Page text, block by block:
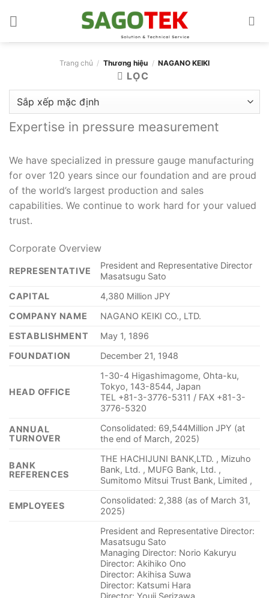
Trang chủ / Thương hiệu / NAGANO KEIKI
LỌC
Expertise in pressure measurement
We have specialized in pressure gauge manufacturing
for over 120 years since our foundation and are proud
of the world’s largest production and sales
capabilities. We continue to work hard for your valued
trust.
Corporate Overview
REPRESENTATIVE
President and Representative Director
Masatsugu Sato
CAPITAL
4,380 Million JPY
COMPANY NAME
NAGANO KEIKI CO., LTD.
ESTABLISHMENT
May 1, 1896
FOUNDATION
December 21, 1948
HEAD OFFICE
1-30-4 Higashimagome, Ohta-ku,
Tokyo, 143-8544, Japan
TEL +81-3-3776-5311 / FAX +81-3-
3776-5320
ANNUAL
TURNOVER
Consolidated: 69,544Million JPY (at
the end of March, 2025)
BANK
REFERENCES
THE HACHIJUNI BANK,LTD. , Mizuho
Bank, Ltd. , MUFG Bank, Ltd. ,
Sumitomo Mitsui Trust Bank, Limited ,
EMPLOYEES
Consolidated: 2,388 (as of March 31,
2025)
President and Representative Director:
Masatsugu Sato
Managing Director: Norio Kakuryu
Director: Akihiko Ono
Director: Akihisa Suwa
Director: Katsumi Hara
Director: Youji Serizawa